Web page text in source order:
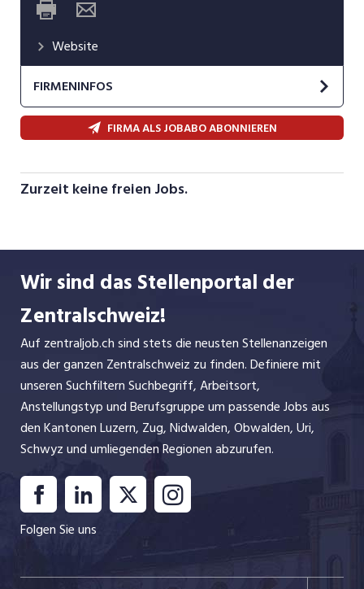
Website
FIRMENINFOS
Riniken bietet viele Möglichkeiten für
Einwohnerinnen und Einwohner, sich aktiv am
sportlichen Leben zu beteiligen. Gerne laden wir
Aktivitäten ihrer Bevölkerung.
FIRMA ALS JOBABO ABONNIEREN
Zurzeit keine freien Jobs.
Wir sind das Stellenportal der
Zentralschweiz!
Auf zentraljob.ch sind stets die neusten Stellenanzeigen
aus der ganzen Zentralschweiz zu finden. Definiere mit
unseren Suchfiltern Suchbegriff, Arbeitsort,
Anstellungstyp und Berufsgruppe um passende Jobs aus
den Kantonen Luzern, Zug, Nidwalden, Obwalden, Uri,
Schwyz und umliegenden Regionen abzurufen.
Folgen Sie uns